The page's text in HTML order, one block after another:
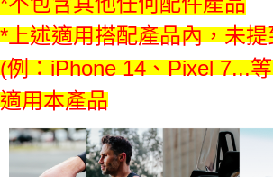
*上述適用搭配產品內， 未提
(例： iPhone 14、Pixel 7...
適用本產品